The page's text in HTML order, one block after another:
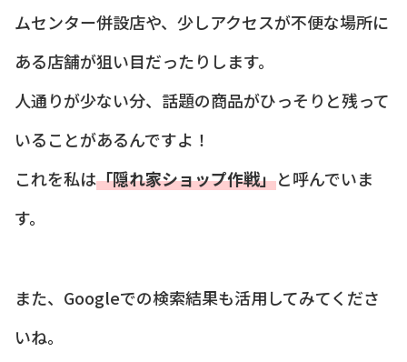
ムセンター併設店や、少しアクセスが不便な場所に
ある店舗が狙い目だったりします。
人通りが少ない分、話題の商品がひっそりと残って
いることがあるんですよ！
これを私は「隠れ家ショップ作戦」と呼んでいま
す。
また、Googleでの検索結果も活用してみてくださ
いね。